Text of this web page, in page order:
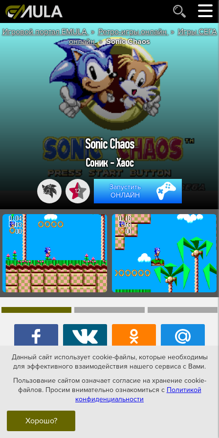
Игровой портал EMULA »Ретро-игры онлайн »Игры СЕГА
онлайн »Sonic Chaos
Sonic Chaos
Соник - Хаос
12
Запустить
ОНЛАЙН
Игры похожие на Sonic Chaos
NES-dendy
Данный сайт использует cookie-файлы, которые необходимы
для эффективного взаимодействия нашего сервиса с Вами.
Пользование сайтом означает согласие на хранение cookie-
файлов. Просим внимательно ознакомиться с Политикой
конфиденциальности
Хорошо?